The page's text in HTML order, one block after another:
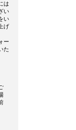
は
い
い
げ
ー
た